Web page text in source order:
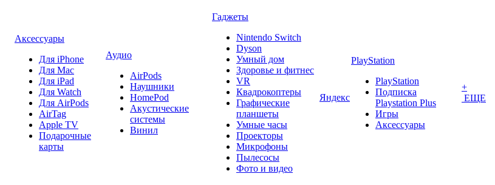
Аксессуары
Для iPhone
Для Mac
Для iPad
Для Watch
Для AirPods
AirTag
Apple TV
Подарочные
карты
Аудио
AirPods
Наушники
HomePod
Акустические
системы
Винил
Гаджеты
Nintendo Switch
Dyson
Умный дом
Здоровье и фитнес
VR
Квадрокоптеры
Графические
планшеты
Умные часы
Проекторы
Микрофоны
Пылесосы
Фото и видео
Яндекс
PlayStation
PlayStation
Подписка
Playstation Plus
Игры
Аксессуары
+
ЕЩЕ